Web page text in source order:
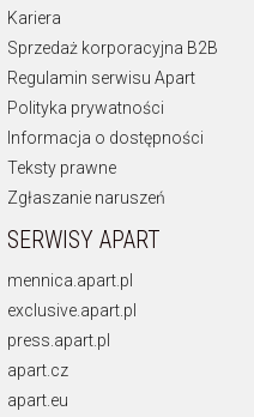
Kariera
Sprzedaż korporacyjna B2B
Regulamin serwisu Apart
Polityka prywatności
Informacja o dostępności
Teksty prawne
Zgłaszanie naruszeń
SERWISY APART
mennica.apart.pl
exclusive.apart.pl
press.apart.pl
apart.cz
apart.eu